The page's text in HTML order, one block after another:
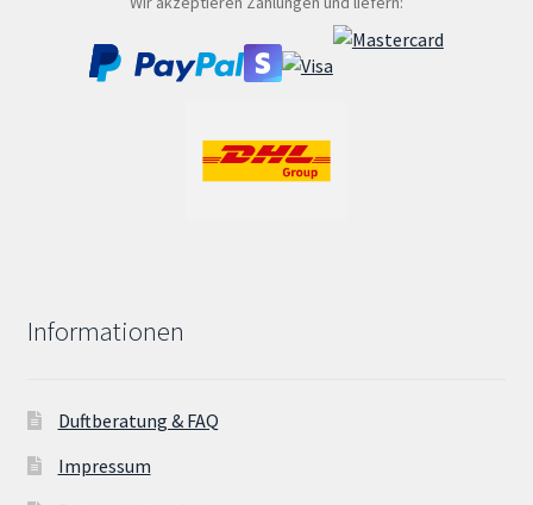
Informationen
Duftberatung & FAQ
Impressum